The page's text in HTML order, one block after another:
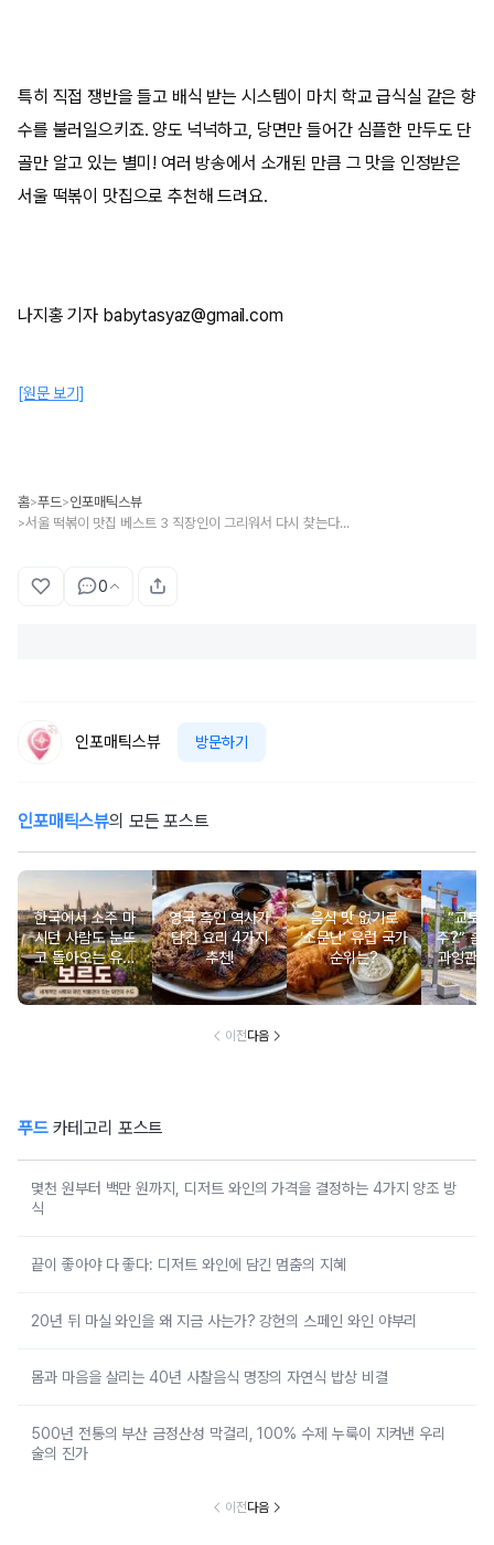
특히 직접 쟁반을 들고 배식 받는 시스템이 마치 학교 급식실 같은 향
수를 불러일으키죠. 양도 넉넉하고, 당면만 들어간 심플한 만두도 단
골만 알고 있는 별미! 여러 방송에서 소개된 만큼 그 맛을 인정받은
서울 떡볶이 맛집으로 추천해 드려요.
나지홍 기자 babytasyaz@gmail.com
[원문 보기]
홈>푸드>인포매틱스뷰
> 서울 떡볶이 맛집 베스트 3 직장인이 그리워서 다시 찾는다는 곳
0
인포매틱스뷰 방문하기
인포매틱스뷰의 모든 포스트
한국에서 소주 마
시던 사람도 눈뜨
고 돌아오는 유럽
와인 도시 탐방
영국 흑인 역사가
담긴 요리 4가지
추천!
음식 맛 없기로
‘소문난’ 유럽 국가
순위는?
“교토
주?” 홀
과잉관
있는 세
행지 순
이전다음
푸드카테고리 포스트
몇천 원부터 백만 원까지, 디저트 와인의 가격을 결정하는 4가지 양조 방
식
끝이 좋아야 다 좋다: 디저트 와인에 담긴 멈춤의 지혜
20년 뒤 마실 와인을 왜 지금 사는가? 강헌의 스페인 와인 야부리
몸과 마음을 살리는 40년 사찰음식 명장의 자연식 밥상 비결
500년 전통의 부산 금정산성 막걸리, 100% 수제 누룩이 지켜낸 우리
술의 진가
이전다음